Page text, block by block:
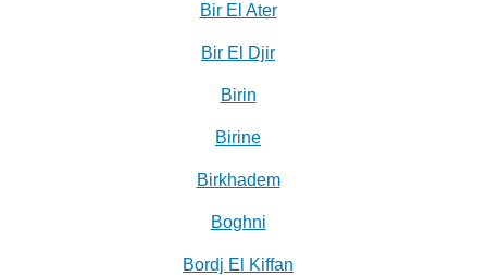
Bir El Ater
Bir El Djir
Birin
Birine
Birkhadem
Boghni
Bordj El Kiffan